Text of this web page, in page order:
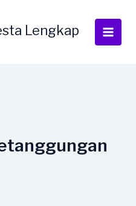
Lengkap